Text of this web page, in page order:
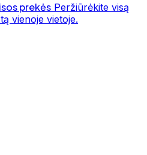
prekės Peržiūrėkite visą
vienoje vietoje.